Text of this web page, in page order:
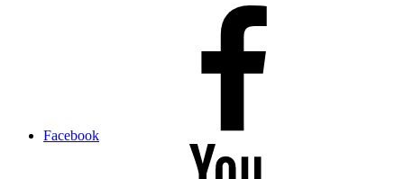
Facebook